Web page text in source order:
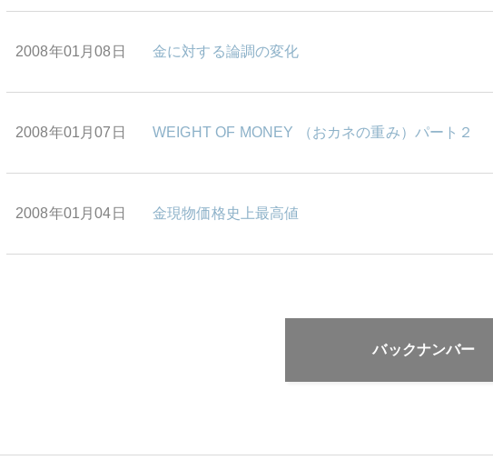
2008年01月08日 金に対する論調の変化
2008年01月07日 WEIGHT OF MONEY （おカネの重み）パート２
2008年01月04日 金現物価格史上最高値
バックナンバー